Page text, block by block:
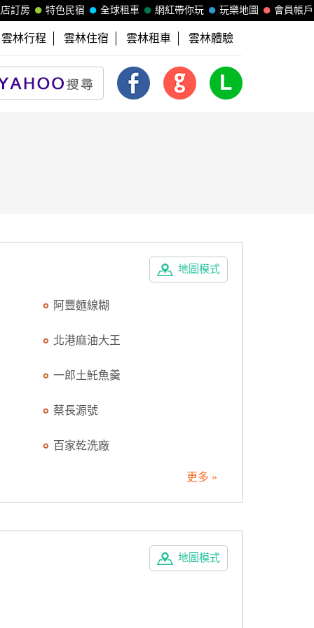
會員帳戶
玩樂地圖
網紅帶你玩
全球租車
特色民宿
訂房
雲林行程 雲林住宿 雲林租車 雲林體驗
地圖模式
阿豐麵線糊
北港麻油大王
一郎土魠魚羹
蔡長源號
百家乾洗廠
更多 »
地圖模式